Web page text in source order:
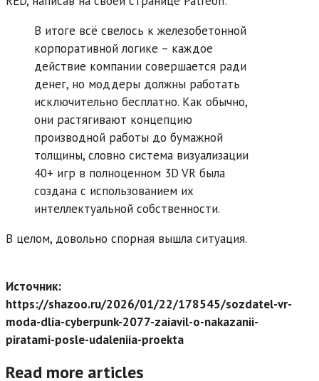
В итоге всё свелось к железобетонной
корпоративной логике – каждое
действие компании совершается ради
денег, но моддеры должны работать
исключительно бесплатно. Как обычно,
они растягивают концепцию
производной работы до бумажной
толщины, словно система визуализации
40+ игр в полноценном 3D VR была
создана с использованием их
интеллектуальной собственности.
В целом, довольно спорная вышла ситуация.
Источник:
https://shazoo.ru/2026/01/22/178545/sozdatel-vr-
moda-dlia-cyberpunk-2077-zaiavil-o-nakazanii-
piratami-posle-udaleniia-proekta
Read more articles